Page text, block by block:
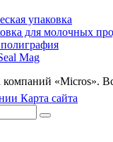
упаковка
для молочных
Mag
компаний «Micros».
Карта сайта